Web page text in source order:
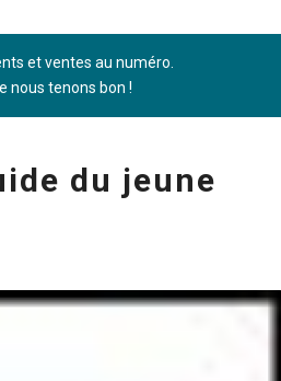
et ventes au numéro.
nous tenons bon !
du jeune